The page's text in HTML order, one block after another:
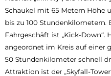
Schaukel mit 65 Metern Höhe
bis zu 100 Stundenkilometern.
Fahrgeschäft ist „Kick-Down“.
angeordnet im Kreis auf einer
50 Stundenkilometer schnell
Attraktion ist der „Skyfall-